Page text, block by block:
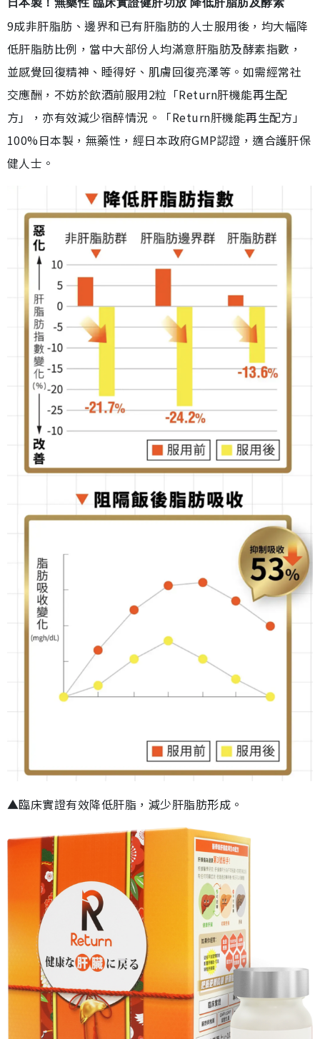
日本製！無藥性 臨床實證健肝功放 降低肝脂肪及酵素
9成非肝脂肪、邊界和已有肝脂肪的人士服用後，均大幅降
低肝脂肪比例，當中大部份人均滿意肝脂肪及酵素指數，
並感覺回復精神、睡得好、肌膚回復亮澤等。如需經常社
交應酬，不妨於飲酒前服用2粒「Return肝機能再生配
方」，亦有效減少宿醉情況。「Return肝機能再生配方」
100%日本製，無藥性，經日本政府GMP認證，適合護肝保
健人士。
▲臨床實證有效降低肝脂，減少肝脂肪形成。